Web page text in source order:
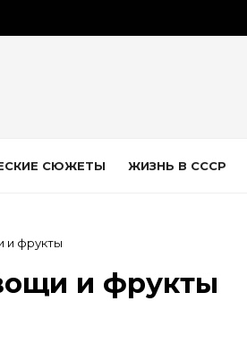
СЮЖЕТЫ ЖИЗНЬ В СССР
и фрукты
и фрукты